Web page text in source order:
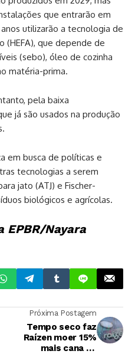
que entrarão em
utilizarão a tecnologia de
que depende de
(sebo), óleo de cozinha
matéria-prima.
pela baixa
já são usados na produção
em busca de políticas e
tecnologias a serem
jato (ATJ) e Fischer-
biológicos e agrícolas.
EPBR/Nayara
Próxima Postagem
Tempo seco faz
Raízen moer 15%
mais cana no